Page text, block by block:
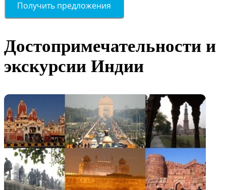
Достопримечательности и
экскурсии Индии